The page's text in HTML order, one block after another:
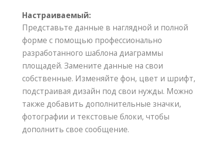
Настраиваемый:
Представьте данные в наглядной и полной
форме с помощью профессионально
разработанного шаблона диаграммы
площадей. Замените данные на свои
собственные. Изменяйте фон, цвет и шрифт,
подстраивая дизайн под свои нужды. Можно
также добавить дополнительные значки,
фотографии и текстовые блоки, чтобы
дополнить свое сообщение.